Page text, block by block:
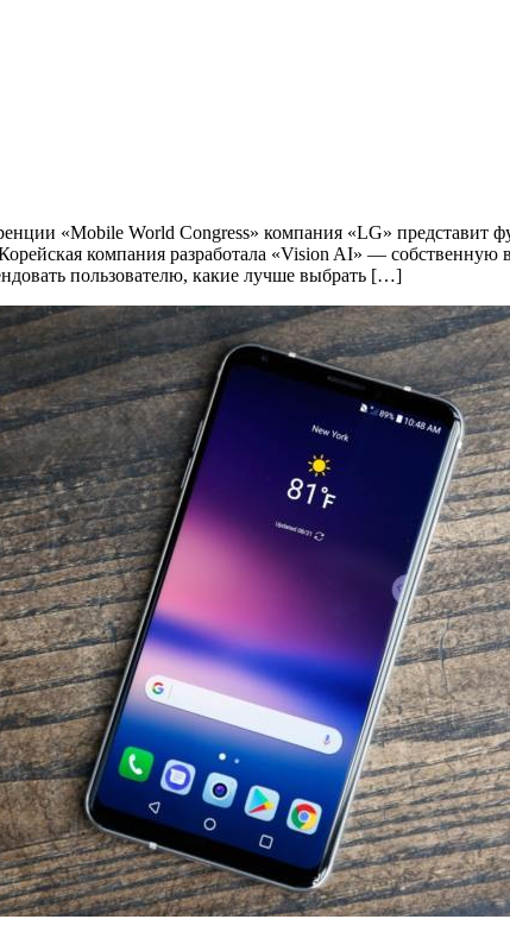
«Mobile World Congress» компания «LG»
компания разработала «Vision AI» —
пользователю, какие лучше выбрать […]